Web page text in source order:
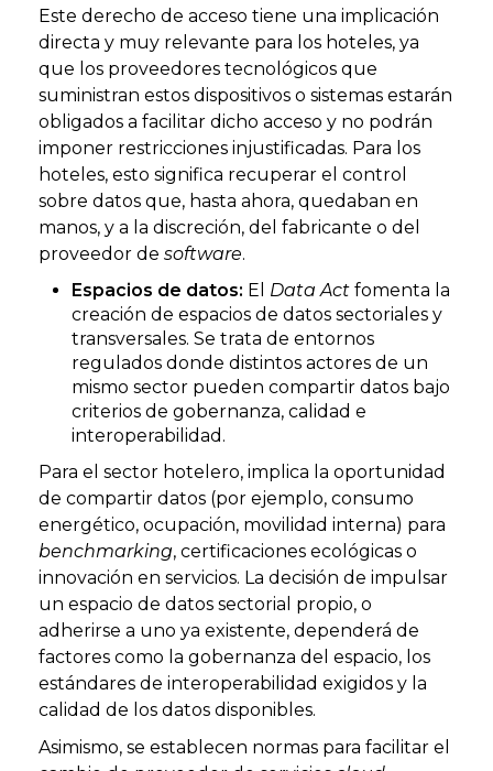
Este derecho de acceso tiene una implicación
directa y muy relevante para los hoteles, ya
que los proveedores tecnológicos que
suministran estos dispositivos o sistemas estarán
obligados a facilitar dicho acceso y no podrán
imponer restricciones injustificadas. Para los
hoteles, esto significa recuperar el control
sobre datos que, hasta ahora, quedaban en
manos, y a la discreción, del fabricante o del
proveedor de software.
Espacios de datos: El Data Act fomenta la
creación de espacios de datos sectoriales y
transversales. Se trata de entornos
regulados donde distintos actores de un
mismo sector pueden compartir datos bajo
criterios de gobernanza, calidad e
interoperabilidad.
Para el sector hotelero, implica la oportunidad
de compartir datos (por ejemplo, consumo
energético, ocupación, movilidad interna) para
benchmarking, certificaciones ecológicas o
innovación en servicios. La decisión de impulsar
un espacio de datos sectorial propio, o
adherirse a uno ya existente, dependerá de
factores como la gobernanza del espacio, los
estándares de interoperabilidad exigidos y la
calidad de los datos disponibles.
Asimismo, se establecen normas para facilitar el